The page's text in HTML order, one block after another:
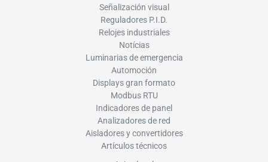
Señalización visual
Reguladores P.I.D.
Relojes industriales
Notícias
Luminarias de emergencia
Automoción
Displays gran formato
Modbus RTU
Indicadores de panel
Analizadores de red
Aisladores y convertidores
Artículos técnicos